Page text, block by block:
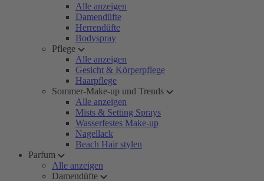
Alle anzeigen
Damendüfte
Herrendüfte
Bodyspray
Pflege
Alle anzeigen
Gesicht & Körperpflege
Haarpflege
Sommer-Make-up und Trends
Alle anzeigen
Mists & Setting Sprays
Wasserfestes Make-up
Nagellack
Beach Hair stylen
Parfum
Alle anzeigen
Damendüfte